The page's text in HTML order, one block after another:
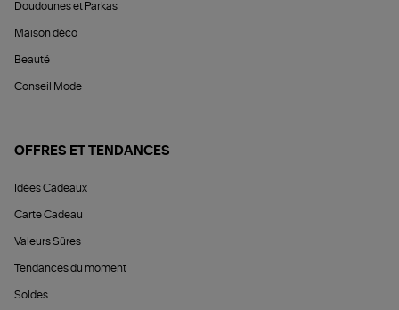
Doudounes et Parkas
Maison déco
Beauté
Conseil Mode
OFFRES ET TENDANCES
Idées Cadeaux
Carte Cadeau
Valeurs Sûres
Tendances du moment
Soldes